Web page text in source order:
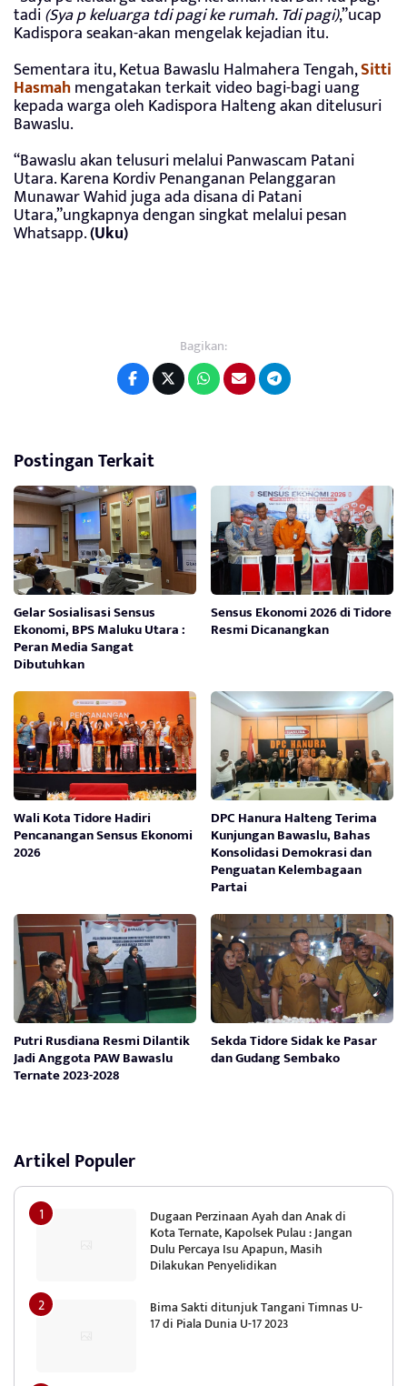
tadi(Sya p keluarga tdi pagi ke rumah. Tdi pagi),”ucap
Kadispora seakan-akan mengelak kejadian itu.
Sementara itu, Ketua Bawaslu Halmahera Tengah,Sitti
Hasmahmengatakan terkait video bagi-bagi uang
kepada warga oleh Kadispora Halteng akan ditelusuri
Bawaslu.
“Bawaslu akan telusuri melalui Panwascam Patani
Utara. Karena Kordiv Penanganan Pelanggaran
Munawar Wahid juga ada disana di Patani
Utara,”ungkapnya dengan singkat melalui pesan
Whatsapp.(Uku)
Bagikan:
Postingan Terkait
Gelar Sosialisasi Sensus
Ekonomi, BPS Maluku Utara :
Peran Media Sangat
Dibutuhkan
Sensus Ekonomi 2026 di Tidore
Resmi Dicanangkan
Wali Kota Tidore Hadiri
Pencanangan Sensus Ekonomi
2026
DPC Hanura Halteng Terima
Kunjungan Bawaslu, Bahas
Konsolidasi Demokrasi dan
Penguatan Kelembagaan
Partai
Putri Rusdiana Resmi Dilantik
Jadi Anggota PAW Bawaslu
Ternate 2023-2028
Sekda Tidore Sidak ke Pasar
dan Gudang Sembako
Artikel Populer
Dugaan Perzinaan Ayah dan Anak di
Kota Ternate, Kapolsek Pulau : Jangan
Dulu Percaya Isu Apapun, Masih
Dilakukan Penyelidikan
Bima Sakti ditunjuk Tangani Timnas U-
17 di Piala Dunia U-17 2023